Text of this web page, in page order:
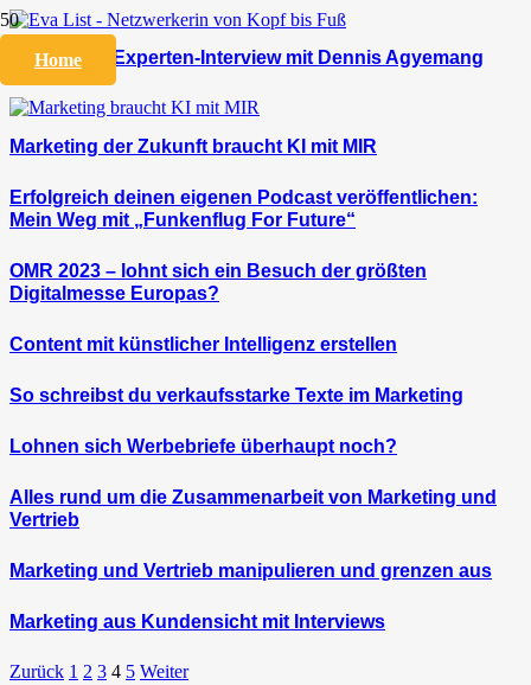
Home
Eva List im Experten-Interview mit Dennis Agyemang
Marketing der Zukunft braucht KI mit MIR
Erfolgreich deinen eigenen Podcast veröffentlichen:
Mein Weg mit „Funkenflug For Future“
OMR 2023 – lohnt sich ein Besuch der größten
Digitalmesse Europas?
Content mit künstlicher Intelligenz erstellen
So schreibst du verkaufsstarke Texte im Marketing
Lohnen sich Werbebriefe überhaupt noch?
Alles rund um die Zusammenarbeit von Marketing und
Vertrieb
Marketing und Vertrieb manipulieren und grenzen aus
Marketing aus Kundensicht mit Interviews
Zurück 1 2 3 4 5 Weiter